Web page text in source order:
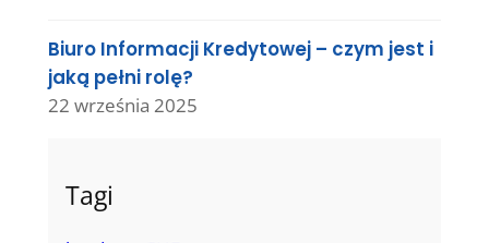
Biuro Informacji Kredytowej – czym jest i
jaką pełni rolę?
22 września 2025
Tagi